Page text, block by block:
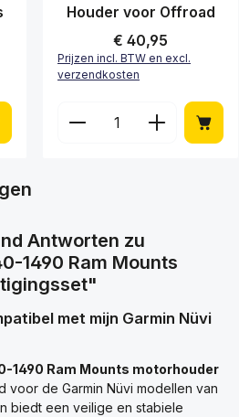
Voer de gewenste
Houder voor Offroad
Normale prijs:
€ 40,95
Prijzen incl. BTW en excl.
verzendkosten
Producthoeveelheid:
Antworten zu
1490 Ram Mounts
met mijn Garmin Nüvi
1490 Ram Mounts motorhouder
voor de Garmin Nüvi modellen van
biedt een veilige en stabiele